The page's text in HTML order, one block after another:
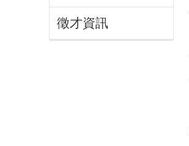
徵才資訊